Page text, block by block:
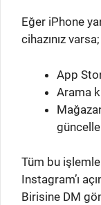
Eğer iPhone
cihazınız varsa;
App
Arama
Tüm bu
Instagram’ı
Birisine DM